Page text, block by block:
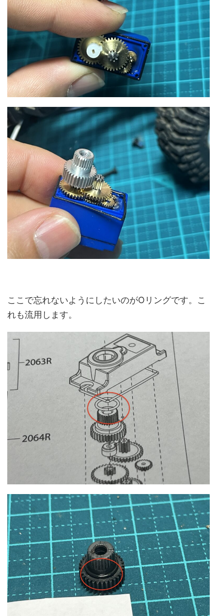
ここで忘れないようにしたいのがOリングです。こ
れも流用します。